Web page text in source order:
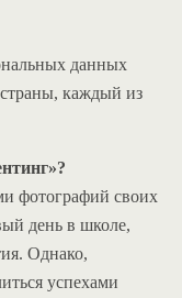
данных
каждый из
фотографий своих
день в школе,
Однако,
успехами